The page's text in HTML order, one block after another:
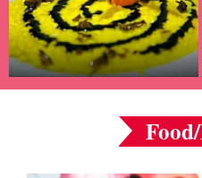
Risotto allo zafferano con
glassa di aceto balsamico ai
frutti di bosco...